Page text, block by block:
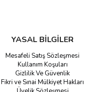
YASAL BİLGİLER
Mesafeli Satış Sözleşmesi
Kullanım Koşuları
Gizlilik Ve Güvenlik
Fikri ve Sınai Mülkiyet Hakları